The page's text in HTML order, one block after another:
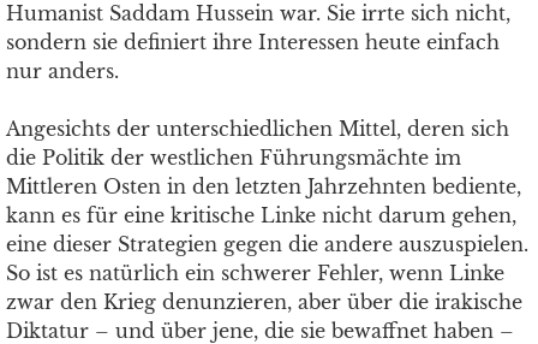
Humanist Saddam Hussein war. Sie irrte sich nicht,
sondern sie definiert ihre Interessen heute einfach
nur anders.
Angesichts der unterschiedlichen Mittel, deren sich
die Politik der westlichen Führungsmächte im
Mittleren Osten in den letzten Jahrzehnten bediente,
kann es für eine kritische Linke nicht darum gehen,
eine dieser Strategien gegen die andere auszuspielen.
So ist es natürlich ein schwerer Fehler, wenn Linke
zwar den Krieg denunzieren, aber über die irakische
Diktatur – und über jene, die sie bewaffnet haben –